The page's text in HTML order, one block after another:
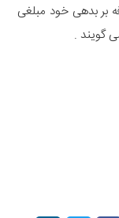
بر بدهی خود مبلغی
گویند .